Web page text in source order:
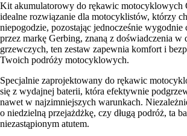
Kit akumulatorowy do rękawic motocyklowych
idealne rozwiązanie dla motocyklistów, którzy
niepogodzie, pozostając jednocześnie wygodnie
przez markę Gerbing, znaną z doświadczenia w
grzewczych, ten zestaw zapewnia komfort i
Twoich podróży motocyklowych.
Specjalnie zaprojektowany do rękawic
się z wydajnej baterii, która efektywnie
nawet w najzimniejszych warunkach.
o niedzielną przejażdżkę, czy długą podróż, ta
niezastąpionym atutem.